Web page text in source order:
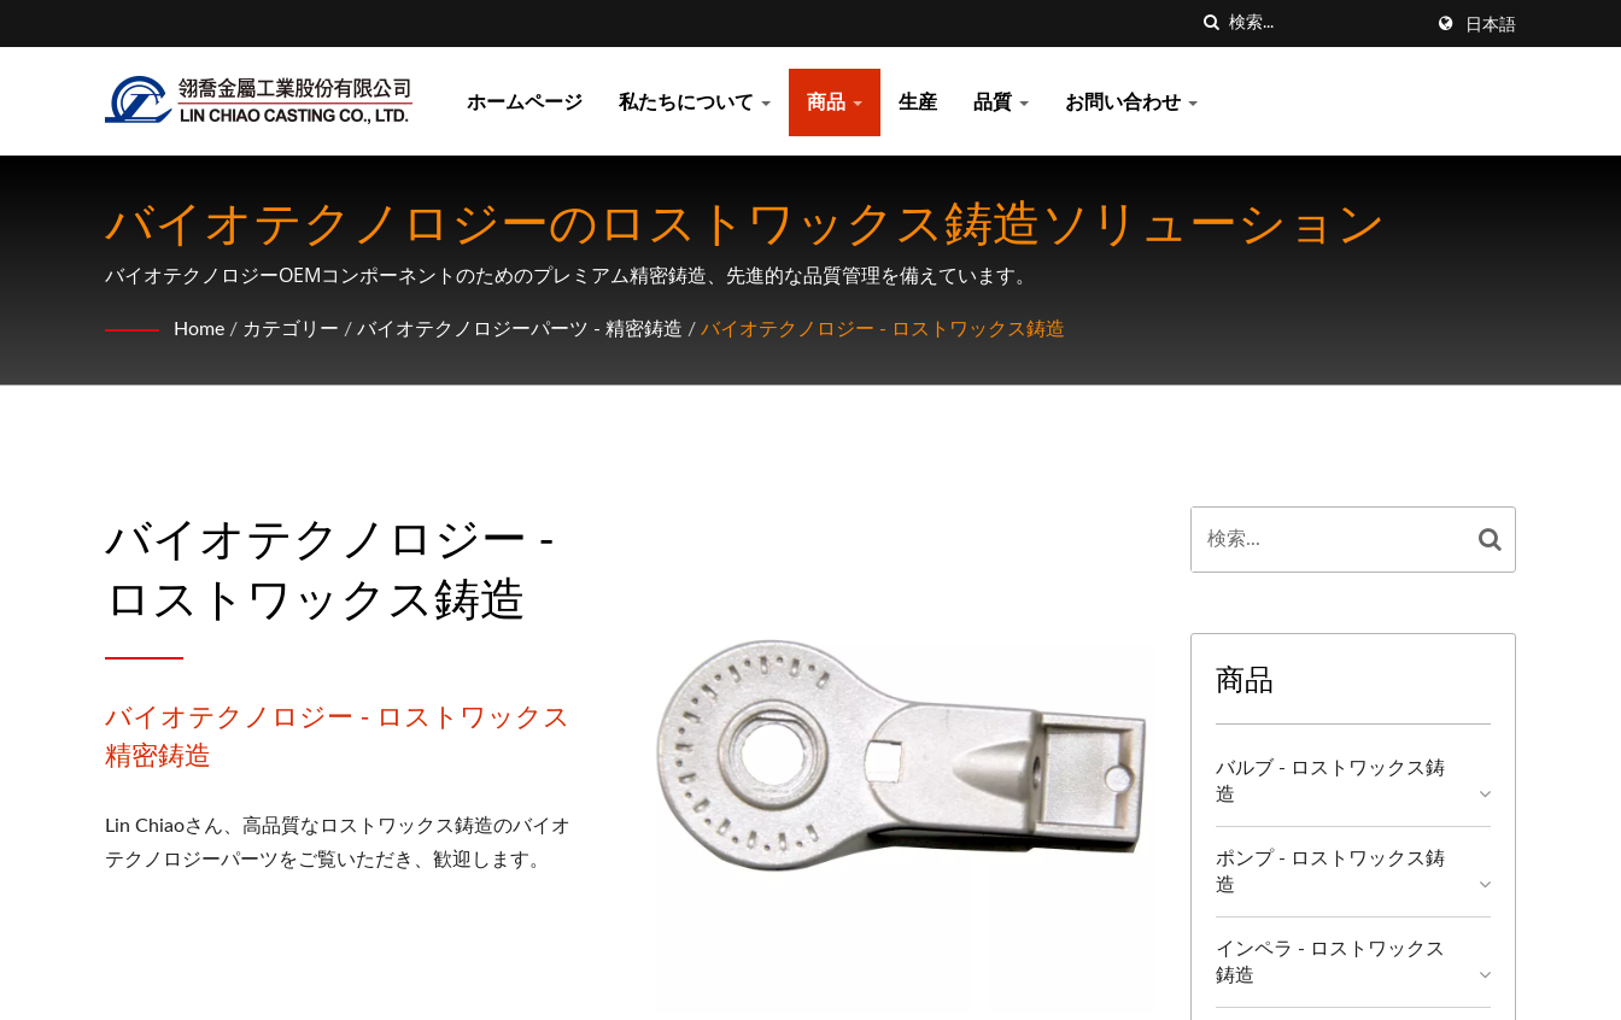
日本語
ホームページ 私たちについて 商品 生産 品質 お問い合わせ
バイオテクノロジーのロストワックス鋳造ソリューション
バイオテクノロジーOEMコンポーネントのためのプレミアム精密鋳造、先進的な品質管理を備えています。
Home / カテゴリー / バイオテクノロジーパーツ - 精密鋳造 / バイオテクノロジー - ロストワックス鋳造
バイオテクノロジー -
ロストワックス鋳造
バイオテクノロジー - ロストワックス
精密鋳造
Lin Chiaoさん、高品質なロストワックス鋳造のバイオ
テクノロジーパーツをご覧いただき、歓迎します。
商品
バルブ - ロストワックス鋳
造
ポンプ - ロストワックス鋳
造
インペラ - ロストワックス
鋳造